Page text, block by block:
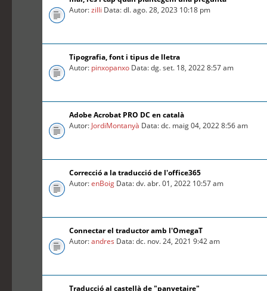
Autor:zilli Data: dl. ago. 28, 2023 10:18 pm
Tipografia, font i tipus de lletra
Autor: pinxopanxo Data: dg. set. 18, 2022 8:57 am
Adobe Acrobat PRO DC en català
Autor: JordiMontanyà Data: dc. maig 04, 2022 8:56 am
Correcció a la traducció de l'office365
Autor:enBoig Data: dv. abr. 01, 2022 10:57 am
Connectar el traductor amb l'OmegaT
Autor:andres Data: dc. nov. 24, 2021 9:42 am
Traducció al castellà de "panyetaire"